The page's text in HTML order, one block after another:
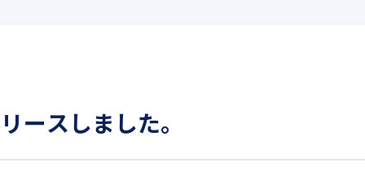
ースしました。